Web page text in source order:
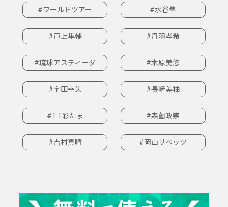
#ワールドツアー #水谷隼
#戸上隼輔 #丹羽孝希
#琉球アスティーダ #木原美悠
#宇田幸矢 #長﨑美柚
#T.T彩たま #森薗政崇
#吉村真晴 #岡山リベッツ